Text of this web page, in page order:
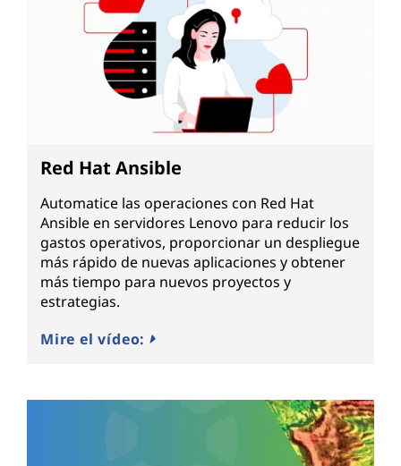
Red Hat Ansible
Automatice las operaciones con Red Hat
Ansible en servidores Lenovo para reducir los
gastos operativos, proporcionar un despliegue
más rápido de nuevas aplicaciones y obtener
más tiempo para nuevos proyectos y
estrategias.
Mire el vídeo: